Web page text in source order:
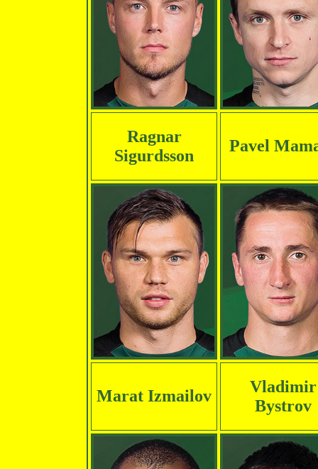
Ragnar
Sigurdsson
Pavel
Marat Izmailov
Vladimir
Bystrov